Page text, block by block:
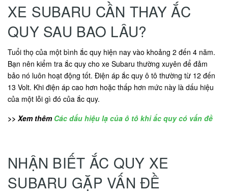
XE SUBARU CẦN THAY ẮC
QUY SAU BAO LÂU?
Tuổi thọ của một bình ắc quy hiện nay vào khoảng 2 đến 4 năm.
Bạn nên kiểm tra ắc quy cho xe Subaru thường xuyên để đảm
bảo nó luôn hoạt động tốt. Điện áp ắc quy ô tô thường từ 12 đến
13 Volt. Khi điện áp cao hơn hoặc thấp hơn mức này là dấu hiệu
của một lỗi gì đó của ắc quy.
>> Xem thêm Các dấu hiệu lạ của ô tô khi ắc quy có vấn đề
NHẬN BIẾT ẮC QUY XE
SUBARU GẶP VẤN ĐỀ